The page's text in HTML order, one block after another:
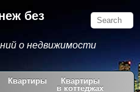
без
о недвижимости
Квартиры
Квартиры
в коттеджах